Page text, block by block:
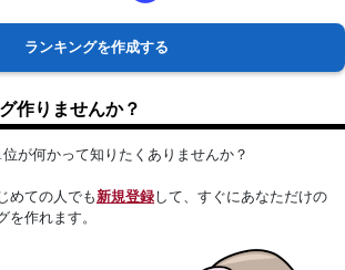
ランキングを作成する
作りませんか？
が何かって知りたくありませんか？
めての人でも新規登録して、すぐにあなただけの
を作れます。